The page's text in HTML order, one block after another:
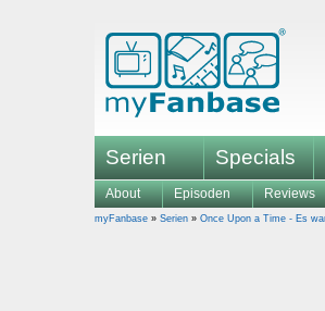
Serien Specials
About Episoden Reviews
myFanbase » Serien » Once Upon a Time - Es